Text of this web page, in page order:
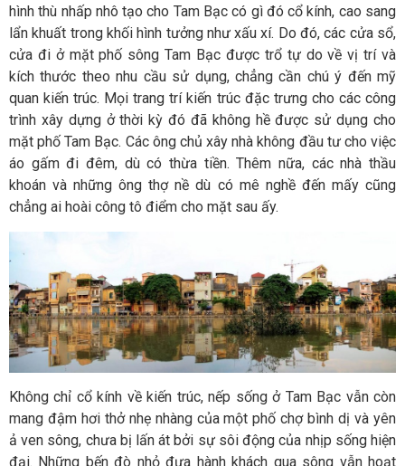
hình thù nhấp nhô tạo cho Tam Bạc có gì đó cổ kính, cao sang
lẩn khuất trong khối hình tưởng như xấu xí. Do đó, các cửa sổ,
cửa đi ở mặt phố sông Tam Bạc được trổ tự do về vị trí và
kích thước theo nhu cầu sử dụng, chẳng cần chú ý đến mỹ
quan kiến trúc. Mọi trang trí kiến trúc đặc trưng cho các công
trình xây dựng ở thời kỳ đó đã không hề được sử dụng cho
mặt phố Tam Bạc. Các ông chủ xây nhà không đầu tư cho việc
áo gấm đi đêm, dù có thừa tiền. Thêm nữa, các nhà thầu
khoán và những ông thợ nề dù có mê nghề đến mấy cũng
chẳng ai hoài công tô điểm cho mặt sau ấy.
Không chỉ cổ kính về kiến trúc, nếp sống ở Tam Bạc vẫn còn
mang đậm hơi thở nhẹ nhàng của một phố chợ bình dị và yên
ả ven sông, chưa bị lấn át bởi sự sôi động của nhịp sống hiện
đại. Những bến đò nhỏ đưa hành khách qua sông vẫn hoạt